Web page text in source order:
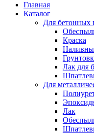
Главная
Каталог
Для бетонных
Краска
Лак для
Для
Лак